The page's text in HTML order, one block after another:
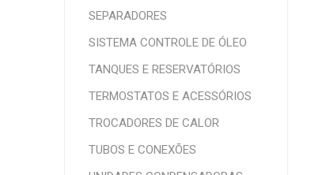
SEPARADORES
SISTEMA CONTROLE DE ÓLEO
TANQUES E RESERVATÓRIOS
TERMOSTATOS E ACESSÓRIOS
TROCADORES DE CALOR
TUBOS E CONEXÕES